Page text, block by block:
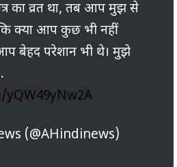
का व्रत था, तब आप मुझ से
क्या आप कुछ भी नहीं
बेहद परेशान भी थे। मुझे
(@AHindinews)